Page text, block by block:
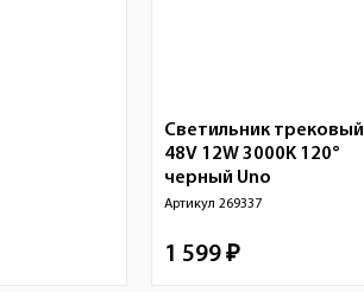
Светильник трековый
48V 12W 3000K 120°
черный Uno
Артикул 269337
1 599 ₽